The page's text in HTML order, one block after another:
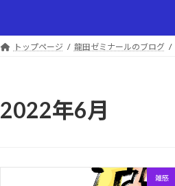
トップページ 龍田ゼミナールのブログ
2022年6月
雑感